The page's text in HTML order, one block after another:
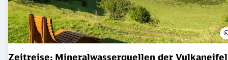
Zeitreise: Mineralwasserquellen der Vulkaneifel